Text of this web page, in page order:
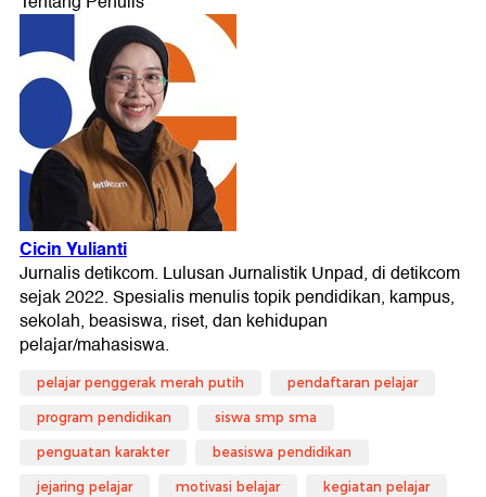
pelajar penggerak merah putih pendaftaran pelajar
program pendidikan siswa smp sma
penguatan karakter beasiswa pendidikan
jejaring pelajar motivasi belajar kegiatan pelajar